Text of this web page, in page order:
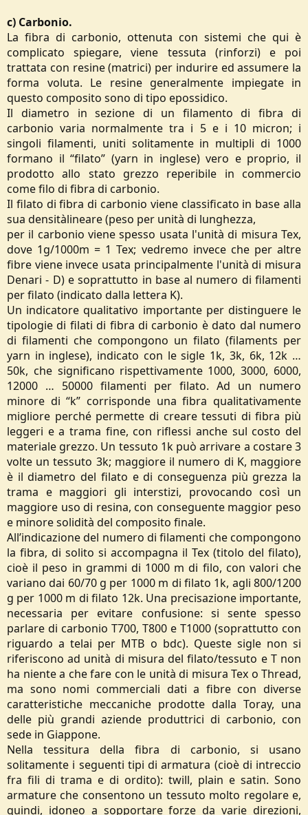
c) Carbonio.
La fibra di carbonio, ottenuta con sistemi che qui è
complicato spiegare, viene tessuta (rinforzi) e poi
trattata con resine (matrici) per indurire ed assumere la
forma voluta. Le resine generalmente impiegate in
questo composito sono di tipo epossidico.
Il diametro in sezione di un filamento di fibra di
carbonio varia normalmente tra i 5 e i 10 micron; i
singoli filamenti, uniti solitamente in multipli di 1000
formano il “filato” (yarn in inglese) vero e proprio, il
prodotto allo stato grezzo reperibile in commercio
come filo di fibra di carbonio.
Il filato di fibra di carbonio viene classificato in base alla
sua densitàlineare (peso per unità di lunghezza,
per il carbonio viene spesso usata l'unità di misura Tex,
dove 1g/1000m = 1 Tex; vedremo invece che per altre
fibre viene invece usata principalmente l'unità di misura
Denari - D) e soprattutto in base al numero di filamenti
per filato (indicato dalla lettera K).
Un indicatore qualitativo importante per distinguere le
tipologie di filati di fibra di carbonio è dato dal numero
di filamenti che compongono un filato (filaments per
yarn in inglese), indicato con le sigle 1k, 3k, 6k, 12k …
50k, che significano rispettivamente 1000, 3000, 6000,
12000 … 50000 filamenti per filato. Ad un numero
minore di “k” corrisponde una fibra qualitativamente
migliore perché permette di creare tessuti di fibra più
leggeri e a trama fine, con riflessi anche sul costo del
materiale grezzo. Un tessuto 1k può arrivare a costare 3
volte un tessuto 3k; maggiore il numero di K, maggiore
è il diametro del filato e di conseguenza più grezza la
trama e maggiori gli interstizi, provocando così un
maggiore uso di resina, con conseguente maggior peso
e minore solidità del composito finale.
All’indicazione del numero di filamenti che compongono
la fibra, di solito si accompagna il Tex (titolo del filato),
cioè il peso in grammi di 1000 m di filo, con valori che
variano dai 60/70 g per 1000 m di filato 1k, agli 800/1200
g per 1000 m di filato 12k. Una precisazione importante,
necessaria per evitare confusione: si sente spesso
parlare di carbonio T700, T800 e T1000 (soprattutto con
riguardo a telai per MTB o bdc). Queste sigle non si
riferiscono ad unità di misura del filato/tessuto e T non
ha niente a che fare con le unità di misura Tex o Thread,
ma sono nomi commerciali dati a fibre con diverse
caratteristiche meccaniche prodotte dalla Toray, una
delle più grandi aziende produttrici di carbonio, con
sede in Giappone.
Nella tessitura della fibra di carbonio, si usano
solitamente i seguenti tipi di armatura (cioè di intreccio
fra fili di trama e di ordito): twill, plain e satin. Sono
armature che consentono un tessuto molto regolare e,
quindi, idoneo a sopportare forze da varie direzioni,